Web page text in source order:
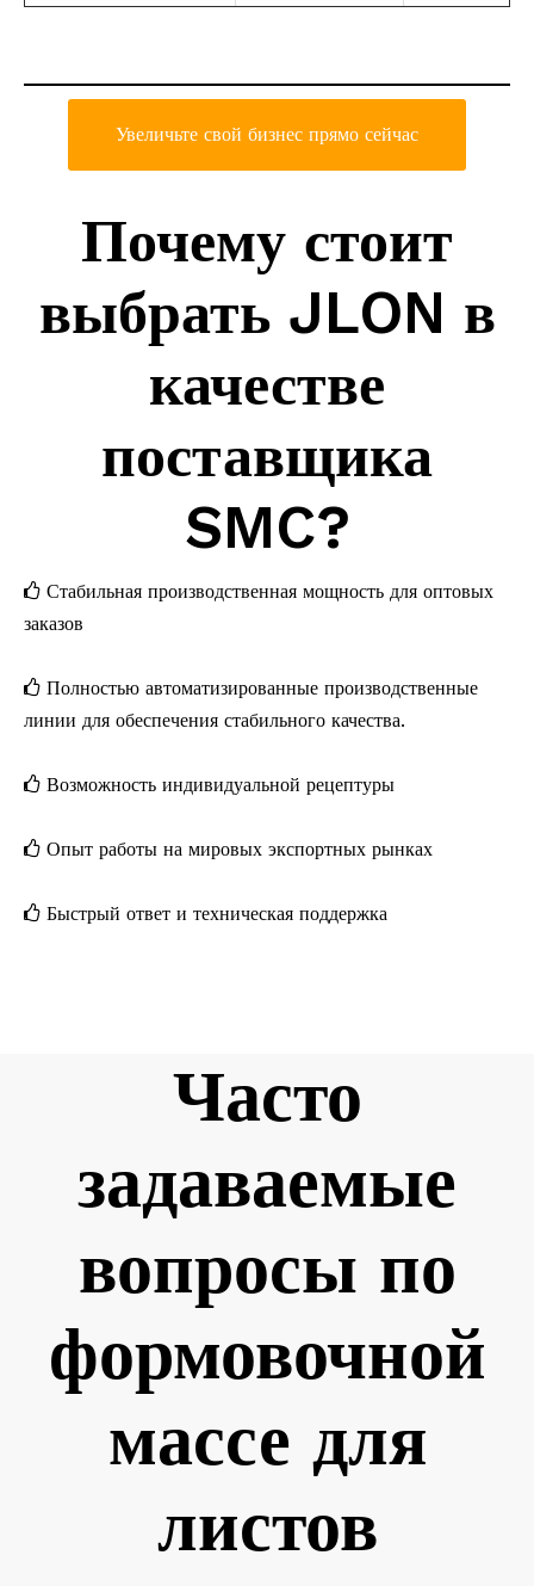
Увеличьте свой бизнес прямо сейчас
Почему стоит
выбрать JLON в
качестве
поставщика
SMC?
 Стабильная производственная мощность для оптовых
заказов
 Полностью автоматизированные производственные
линии для обеспечения стабильного качества.
 Возможность индивидуальной рецептуры
 Опыт работы на мировых экспортных рынках
 Быстрый ответ и техническая поддержка
Часто
задаваемые
вопросы по
формовочной
массе для
листов